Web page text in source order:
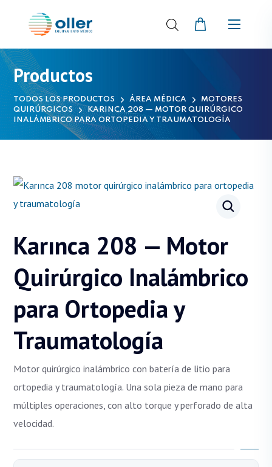
Productos
TODOS LOS PRODUCTOS ÁREA MÉDICA
MOTORES
QUIRÚRGICOS
KARINCA 208 — MOTOR QUIRÚRGICO
INALÁMBRICO PARA ORTOPEDIA Y TRAUMATOLOGÍA
Karınca 208 — Motor
Quirúrgico Inalámbrico
para Ortopedia y
Traumatología
Motor quirúrgico inalámbrico con batería de litio para
ortopedia y traumatología. Una sola pieza de mano para
múltiples operaciones, con alto torque y perforado de alta
velocidad.